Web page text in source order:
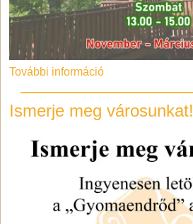
További információ
Ismerje meg városunkat!